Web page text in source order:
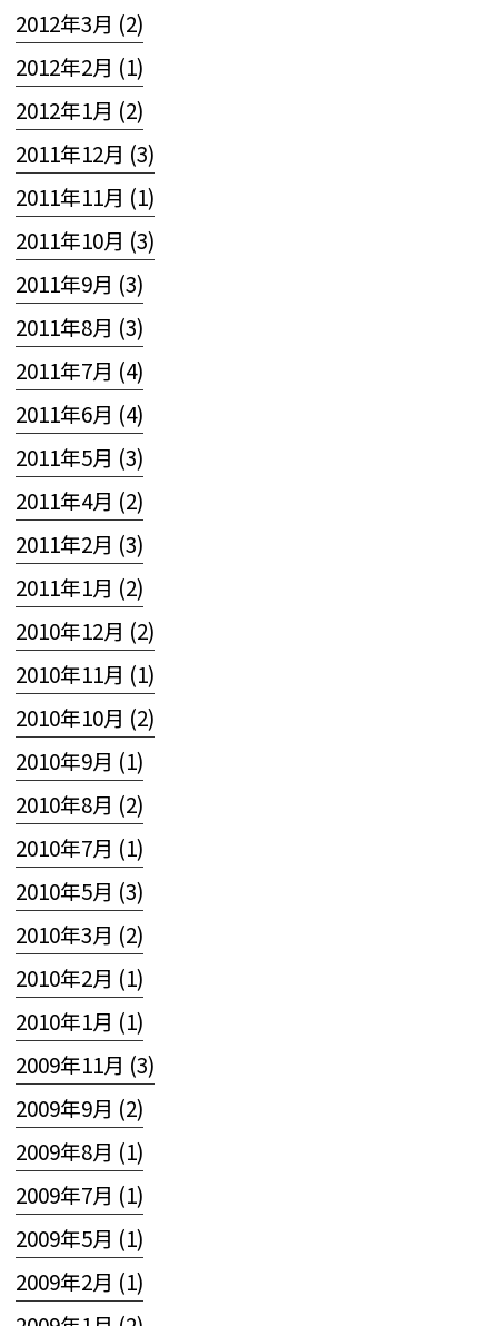
2012年3月 (2)
2012年2月 (1)
2012年1月 (2)
2011年12月 (3)
2011年11月 (1)
2011年10月 (3)
2011年9月 (3)
2011年8月 (3)
2011年7月 (4)
2011年6月 (4)
2011年5月 (3)
2011年4月 (2)
2011年2月 (3)
2011年1月 (2)
2010年12月 (2)
2010年11月 (1)
2010年10月 (2)
2010年9月 (1)
2010年8月 (2)
2010年7月 (1)
2010年5月 (3)
2010年3月 (2)
2010年2月 (1)
2010年1月 (1)
2009年11月 (3)
2009年9月 (2)
2009年8月 (1)
2009年7月 (1)
2009年5月 (1)
2009年2月 (1)